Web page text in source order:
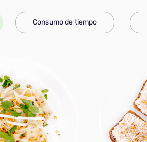
Consumo de tiempo